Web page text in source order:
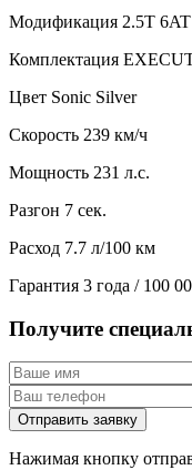
Модификация 2.5T
Комплектация
Цвет Sonic Silver
Скорость 239 км/ч
Мощность 231 л.с.
Разгон 7 сек.
Расход 7.7 л/100 км
Гарантия 3 года / 100
Получите
Отправить заявку
Нажимая кнопку